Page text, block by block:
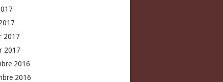
2017
2017
2016
2016